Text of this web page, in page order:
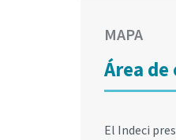
MAPA
Área
El Indeci